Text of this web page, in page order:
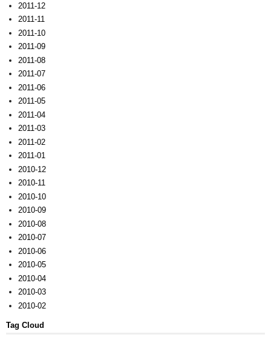
2011-12
2011-11
2011-10
2011-09
2011-08
2011-07
2011-06
2011-05
2011-04
2011-03
2011-02
2011-01
2010-12
2010-11
2010-10
2010-09
2010-08
2010-07
2010-06
2010-05
2010-04
2010-03
2010-02
Tag Cloud